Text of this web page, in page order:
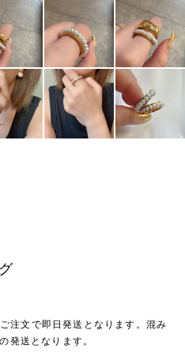
までのご注文で即日発送となります。混み
発送となります。